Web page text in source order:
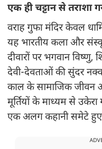
एक ही चट्टान से तराशा
वराह गुफा मंदिर केवल
यह भारतीय कला और
दीवारों पर भगवान
देवी-देवताओं की सुंदर
काल के सामाजिक जीवन
मूर्तियों के माध्यम से
एक अलग कहानी समेटे हुए